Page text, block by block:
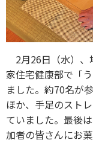
2月26日（水）、
家住宅健康部で「
ました。約70名が
ほか、手足のスト
ていました。最後
加者の皆さんにお